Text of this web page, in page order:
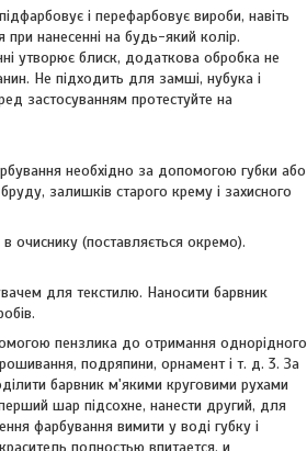
і перефарбовує вироби, навіть
при нанесенні на будь-який колір.
утворює блиск, додаткова обробка не
Не підходить для замші, нубука і
застосуванням протестуйте на
необхідно за допомогою губки або
залишків старого крему і захисного
очиснику (поставляється окремо).
для текстилю. Наносити барвник
пензлика до отримання однорідного
подряпини, орнамент і т. д. 3. За
барвник м'якими круговими рухами
шар підсохне, нанести другий, для
фарбування вимити у воді губку і
полностью впитается, и